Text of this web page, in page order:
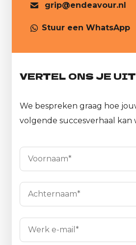
grip@endeavour.nl
Stuur een WhatsApp
VERTEL ONS JE
We bespreken graag hoe
volgende succesverhaal kan